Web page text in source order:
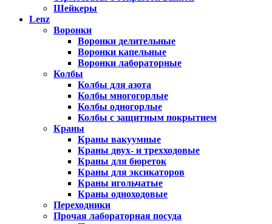
Шейкеры
Lenz
Воронки
Воронки делительные
Воронки капельные
Воронки лабораторные
Колбы
Колбы для азота
Колбы многогорлые
Колбы одногорлые
Колбы с защитным покрытием
Краны
Краны вакуумные
Краны двух- и трехходовые
Краны для бюреток
Краны для эксикаторов
Краны игольчатые
Краны одноходовые
Переходники
Прочая лабораторная посуда